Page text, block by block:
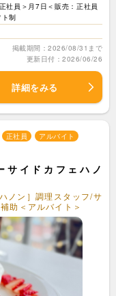
社員＞月7日＜販売：正社員
制
掲載期間：2026/08/31まで
更新日付：2026/06/26
詳細をみる
正社員
アルバイト
イドカフェハノ
ノン］調理スタッフ/サ
助＜アルバイト＞